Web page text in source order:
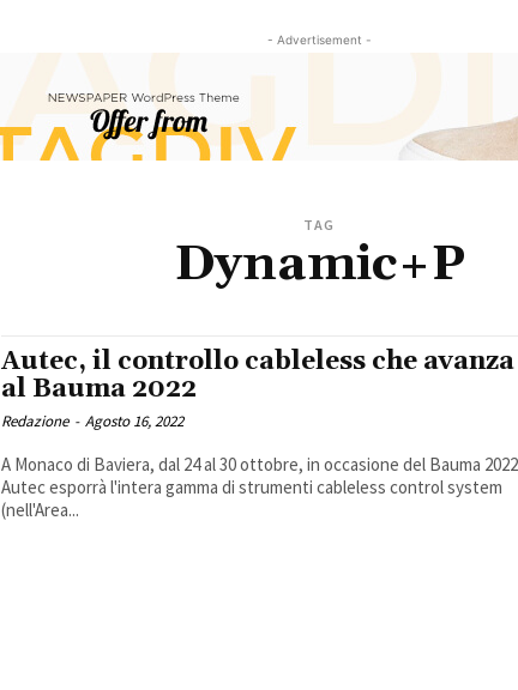
- Advertisement -
TAG
Dynamic+P
Autec, il controllo cableless che avanza
al Bauma 2022
Redazione - Agosto 16, 2022
A Monaco di Baviera, dal 24 al 30 ottobre, in occasione del Bauma
Autec esporrà l'intera gamma di strumenti cableless control system
(nell'Area...